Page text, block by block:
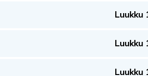
Luukku
Luukku
Luukku